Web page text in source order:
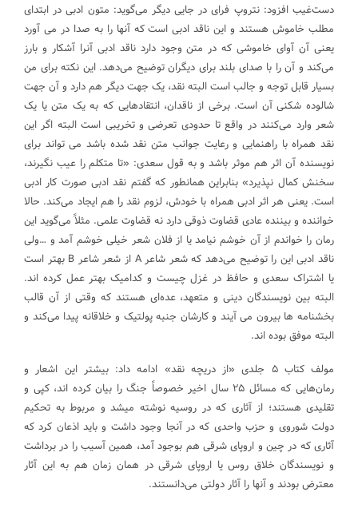
دست‌غیب افزود: نتروپ فرای در جایی دیگر می‌گوید: متون ادبی در ابتدای
مطلب خاموش هستند و این ناقد ادبی است که آنها را به صدا در می آورد
یعنی آن آوای خاموشی که در متن وجود دارد ناقد ادبی آنرا آشکار و بارز
می‌کند و آن را با صدای بلند برای دیگران توضیح می‌دهد. این نکته برای من
بسیار قابل توجه و جالب است البته نقد، یک جهت دیگر هم دارد و آن جهت
شالوده شکنی آن است. برخی از ناقدان، انتقادهایی که به یک متن یا یک
شعر وارد می‌کنند در واقع تا حدودی تعرضی و تخریبی است البته اگر این
نقد همراه با راهنمایی و رعایت جوانب متن نقد شده باشد می تواند برای
نویسنده آن اثر هم موثر باشد و به قول سعدی: «تا متکلم را عیب نگیرند،
سخنش کمال نپذیرد» بنابراین همانطور که گفتم نقد ادبی صورت کار ادبی
است. یعنی هر اثر ادبی همراه با خودش، لزوم نقد را هم ایجاد می‌کند. حالا
خواننده و بیننده عادی قضاوت ذوقی دارد نه قضاوت علمی. مثلاً می‌گوید این
رمان را خواندم از آن خوشم نیامد یا از فلان شعر خیلی خوشم آمد و …ولی
ناقد ادبی این را توضیح می‌دهد که شعر شاعر A از شعر شاعر B بهتر است
یا اشتراک سعدی و حافظ در غزل چیست و کدامیک بهتر عمل کرده اند.
البته بین نویسندگان دینی و متعهد، عده‌ای هستند که وقتی از آن قالب
بخشنامه ها بیرون می آیند و کارشان جنبه پولتیک و خلاقانه پیدا می‌کند و
البته موفق بوده اند.
مولف کتاب ۵ جلدی «از دریچه نقد» ادامه داد: بیشتر این اشعار و
رمان‌هایی که مسائل ۲۵ سال اخیر خصوصاً جنگ را بیان کرده اند، کپی و
تقلیدی هستند؛ از آثاری که در روسیه نوشته میشد و مربوط به تحکیم
دولت شوروی و حزب واحدی که در آنجا وجود داشت و باید اذعان کرد که
آثاری که در چین و اروپای شرقی هم بوجود آمد، همین آسیب را در برداشت
و نویسندگان خلاق روس یا اروپای شرقی در همان زمان هم به این آثار
معترض بودند و آنها را آثار دولتی می‌دانستند.